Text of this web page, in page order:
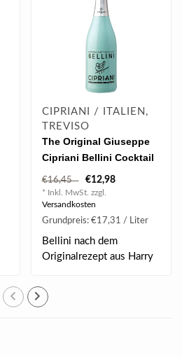
CIPRIANI / ITALIEN,
TREVISO
The Original Giuseppe
Cipriani Bellini Cocktail
0.75 l 5.50% vol
€16,45 €12,98
* Inkl. MwSt. zzgl.
Versandkosten
Grundpreis: €17,31 / Liter
Bellini nach dem
Originalrezept aus Harry